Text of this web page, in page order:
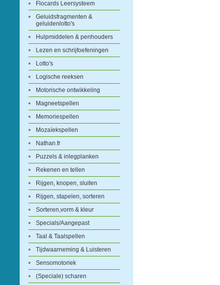
Flocards Leersysteem
Geluidsfragmenten &
geluidenlotto's
Hulpmiddelen & penhouders
Lezen en schrijfoefeningen
Lotto's
Logische reeksen
Motorische ontwikkeling
Magneetspellen
Memoriespellen
Mozaïekspellen
Nathan.fr
Puzzels & inlegplanken
Rekenen en tellen
Rijgen, knopen, sluiten
Rijgen, stapelen, sorteren
Sorteren,vorm & kleur
Specials/Aangepast
Taal & Taalspellen
Tijdwaarneming & Luisteren
Sensomotoriek
(Speciale) scharen